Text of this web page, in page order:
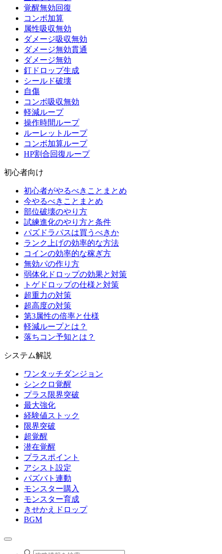
覚醒無効回復
コンボ加算
属性吸収無効
ダメージ吸収無効
ダメージ無効貫通
ダメージ無効
釘ドロップ生成
シールド破壊
自傷
コンボ吸収無効
軽減ループ
操作時間ループ
ルーレットループ
コンボ加算ループ
HP割合回復ループ
初心者向け
初心者がやるべきことまとめ
今やるべきことまとめ
部位破壊のやり方
試練進化のやり方と条件
パズドラパスは買うべきか
ランク上げの効率的な方法
コインの効率的な稼ぎ方
無効パの作り方
弱体化ドロップの効果と対策
トゲドロップの仕様と対策
超重力の対策
超高度の対策
第3属性の倍率と仕様
軽減ループとは？
落ちコン予知とは？
システム解説
ワンタッチダンジョン
シンクロ覚醒
プラス限界突破
最大強化
経験値ストック
限界突破
超覚醒
潜在覚醒
プラスポイント
アシスト設定
パズバト連動
モンスター購入
モンスター育成
きせかえドロップ
BGM